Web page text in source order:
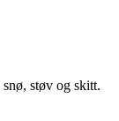
støv og skitt.